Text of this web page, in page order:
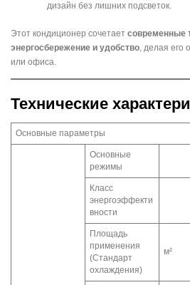
дизайн без лишних подсветок.
Этот кондиционер сочетает современные
энергосбережение и удобство , делая
или офиса.
Технические
Основные параметры
Основные
режимы
Класс
энергоэффекти
вности
Площадь
применения
(Стандарт
охлаждения)
м²